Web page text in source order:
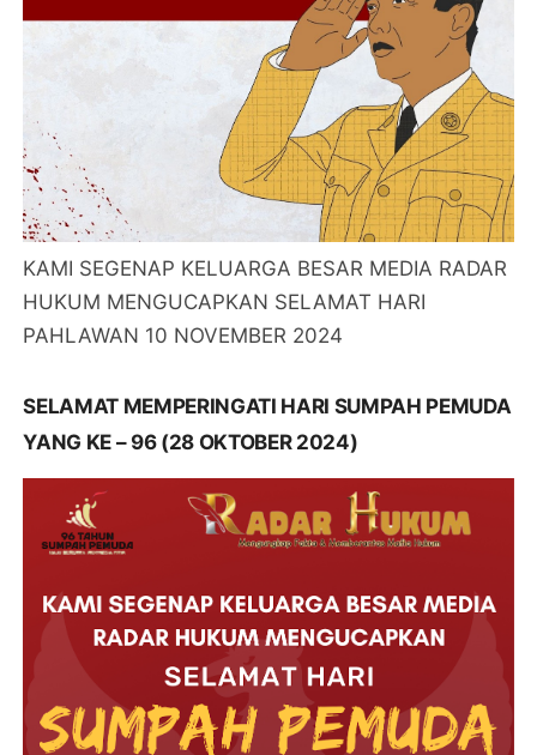
KAMI SEGENAP KELUARGA BESAR MEDIA RADAR
HUKUM MENGUCAPKAN SELAMAT HARI
PAHLAWAN 10 NOVEMBER 2024
SELAMAT MEMPERINGATI HARI SUMPAH PEMUDA
YANG KE – 96 (28 OKTOBER 2024)